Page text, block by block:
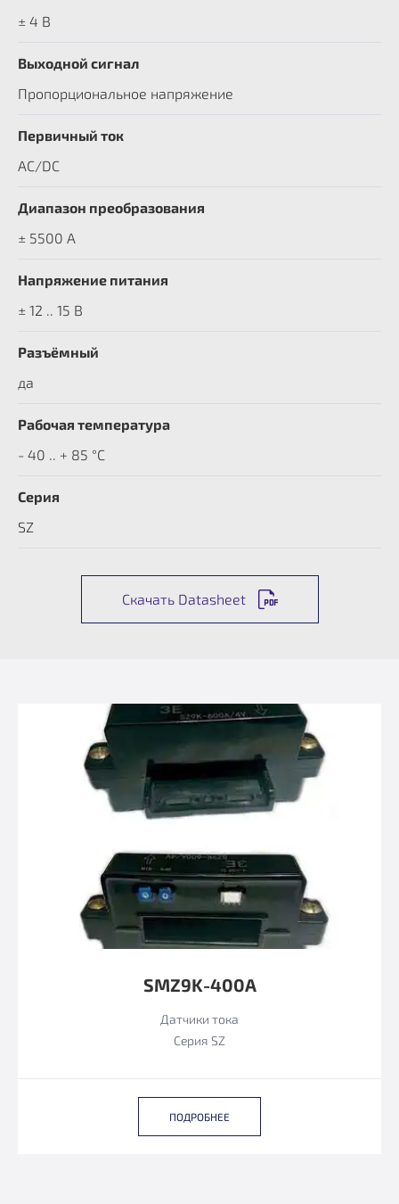
± 4 В
Выходной сигнал
Пропорциональное напряжение
Первичный ток
AC/DC
Диапазон преобразования
± 5500 A
Напряжение питания
± 12 .. 15 В
Разъёмный
да
Рабочая температура
- 40 .. + 85 °C
Серия
SZ
Скачать Datasheet
SMZ9K-400А
Датчики тока
Серия SZ
ПОДРОБНЕЕ